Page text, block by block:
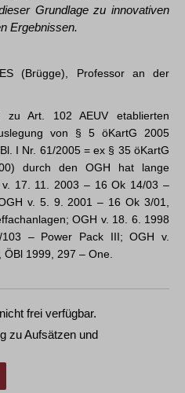
Grundlage zu innovativen
Ergebnissen.
(Brügge), Professor an der
zu Art. 102 AEUV etablierten
von § 5 öKartG 2005
I Nr. 61/2005 = ex § 35 öKartG
durch den OGH hat lange
17. 11. 2003 – 16 Ok 14/03 –
v. 5. 9. 2001 – 16 Ok 3/01,
OGH v. 18. 6. 1998
– Power Pack III; OGH v.
ÖBl 1999, 297 – One.
frei verfügbar.
zu Aufsätzen und